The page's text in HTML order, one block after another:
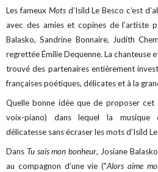
Les fameux Motsd’Isild Le Besco c’est
avec des amies et copines de l’artiste
Balasko, Sandrine Bonnaire, Judith
regrettée Émilie Dequenne. La chanteuse
trouvé des partenaires entièrement
françaises poétiques, délicates et à la
Quelle bonne idée que de proposer cet
voix-piano) dans lequel la musique
délicatesse sans écraser les mots d’Isild
Dans Tu sais mon bonheur, Josiane
au compagnon d’une vie ("Alors aime